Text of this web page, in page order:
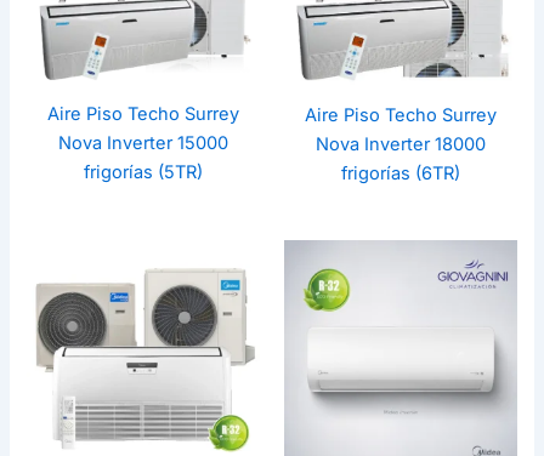
Aire Piso Techo Surrey
Nova Inverter 15000
frigorías (5TR)
Aire Piso Techo Surrey
Nova Inverter 18000
frigorías (6TR)